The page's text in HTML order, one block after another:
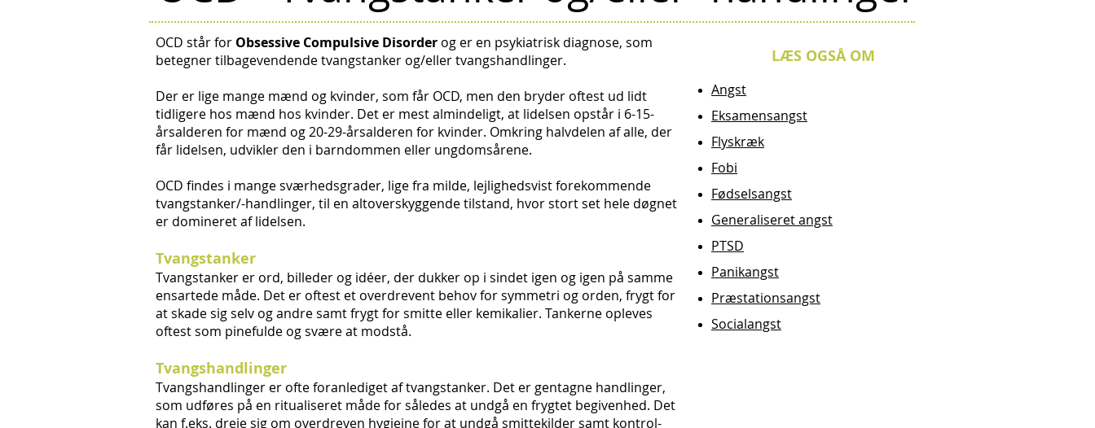
OCD står for Obsessive Compulsive Disorder og er en psykiatrisk diagnose, som
betegner tilbagevendende tvangstanker og/eller tvangshandlinger.
Der er lige mange mænd og kvinder, som får OCD, men den bryder oftest ud lidt
tidligere hos mænd hos kvinder. Det er mest almindeligt, at lidelsen opstår i 6-15-
årsalderen for mænd og 20-29-årsalderen for kvinder. Omkring halvdelen af alle, der
får lidelsen, udvikler den i barndommen eller ungdomsårene.
OCD findes i mange sværhedsgrader, lige fra milde, lejlighedsvist forekommende
tvangstanker/-handlinger, til en altoverskyggende tilstand, hvor stort set hele døgnet
er domineret af lidelsen.
Tvangstanker
Tvangstanker er ord, billeder og idéer, der dukker op i sindet igen og igen på samme
ensartede måde. Det er oftest et overdrevent behov for symmetri og orden, frygt for
at skade sig selv og andre samt frygt for smitte eller kemikalier. Tankerne opleves
oftest som pinefulde og svære at modstå.
Tvangshandlinger
Tvangshandlinger er ofte foranlediget af tvangstanker. Det er gentagne handlinger,
som udføres på en ritualiseret måde for således at undgå en frygtet begivenhed. Det
kan f.eks. dreje sig om overdreven hygiejne for at undgå smittekilder samt kontrol-
LÆS OGSÅ OM
Angst
Eksamensangst
Flyskræk
Fobi
Fødselsangst
Generaliseret angst
PTSD
Panikangst
Præstationsangst
Socialangst